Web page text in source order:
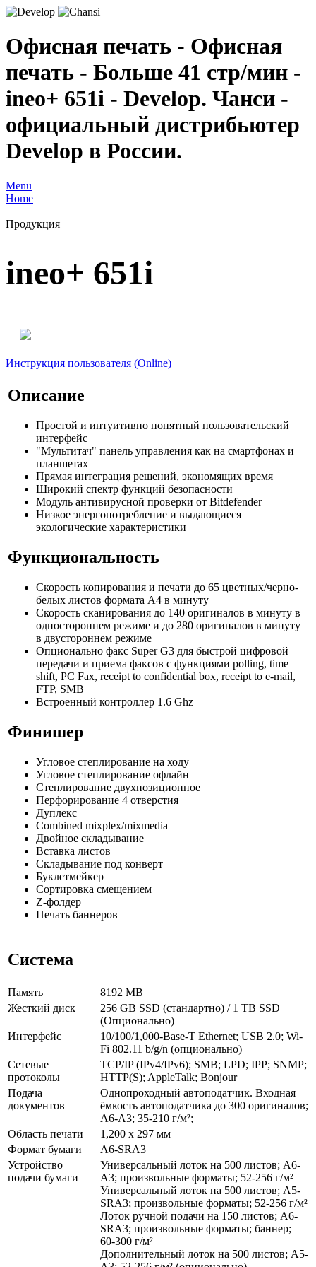
Офисная печать - Офисная
печать - Больше 41 стр/мин -
ineo+ 651i - Develop. Чанси -
официальный дистрибьютер
Develop в России.
Menu
Home
Продукция
ineo+ 651i
Инструкция пользователя (Online)
Описание
Простой и интуитивно понятный пользовательский
интерфейс
"Мультитач" панель управления как на смартфонах и
планшетах
Прямая интеграция решений, экономящих время
Широкий спектр функций безопасности
Модуль антивирусной проверки от Bitdefender
Низкое энергопотребление и выдающиеся
экологические характеристики
Функциональность
Скорость копирования и печати до 65 цветных/черно-
белых листов формата А4 в минуту
Скорость сканирования до 140 оригиналов в минуту в
одностороннем режиме и до 280 оригиналов в минуту
в двустороннем режиме
Опционально факс Super G3 для быстрой цифровой
передачи и приема факсов с функциями polling, time
shift, PC Fax, receipt to confidential box, receipt to e-mail,
FTP, SMB
Встроенный контроллер 1.6 Ghz
Финишер
Угловое степлирование на ходу
Угловое степлирование офлайн
Степлирование двухпозиционное
Перфорирование 4 отверстия
Дуплекс
Combined mixplex/mixmedia
Двойное складывание
Вставка листов
Складывание под конверт
Буклетмейкер
Сортировка смещением
Z-фолдер
Печать баннеров
Система
Память
8192 MB
Жесткий диск
256 GB SSD (стандартно) / 1 TB SSD
(Опционально)
Интерфейс
10/100/1,000-Base-T Ethernet; USB 2.0; Wi-
Fi 802.11 b/g/n (опционально)
Сетевые
протоколы
TCP/IP (IPv4/IPv6); SMB; LPD; IPP; SNMP;
HTTP(S); AppleTalk; Bonjour
Подача
документов
Однопроходный автоподатчик. Входная
ёмкость автоподатчика до 300 оригиналов;
A6-A3; 35-210 г/м²;
Область печати
1,200 x 297 мм
Формат бумаги
A6-SRA3
Устройство
подачи бумаги
Универсальный лоток на 500 листов; A6-
A3; произвольные форматы; 52-256 г/м²
Универсальный лоток на 500 листов; A5-
SRA3; произвольные форматы; 52-256 г/м²
Лоток ручной подачи на 150 листов; A6-
SRA3; произвольные форматы; баннер;
60-300 г/м²
Дополнительный лоток на 500 листов; A5-